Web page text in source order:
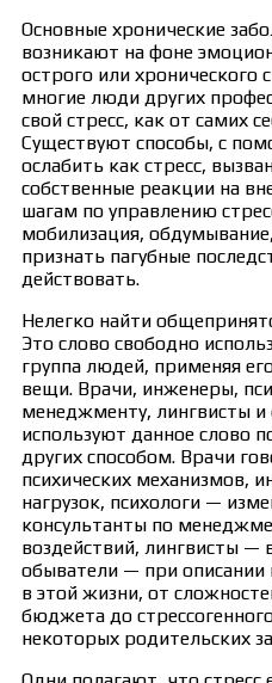
Основные хронические
возникают на фоне
острого или хронического
многие люди других
свой стресс, как от самих
Существуют способы, с
ослабить как стресс,
собственные реакции на
шагам по управлению
мобилизация,
признать пагубные
действовать.
Нелегко найти
Это слово свободно
группа людей, применяя
вещи. Врачи, инженеры,
менеджменту, лингвисты
используют данное слово
других способом. Врачи
психических механизмов,
нагрузок, психологи —
консультанты по
воздействий, лингвисты —
обыватели — при описании
в этой жизни, от
бюджета до
некоторых родительских